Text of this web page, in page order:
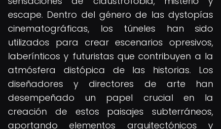
escape. Dentro del género de las dystopías
cinematográficas, los túneles han sido
utilizados para crear escenarios opresivos,
laberínticos y futuristas que contribuyen a la
atmósfera distópica de las historias. Los
diseñadores y directores de arte han
desempeñado un papel crucial en la
creación de estos paisajes subterráneos,
aportando elementos arquitectónicos y